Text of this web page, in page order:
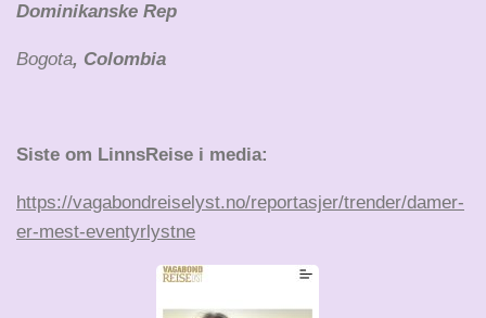
Dominikanske Rep
Bogota, Colombia
Siste om LinnsReise i media:
https://vagabondreiselyst.no/reportasjer/trender/damer-
er-mest-eventyrlystne